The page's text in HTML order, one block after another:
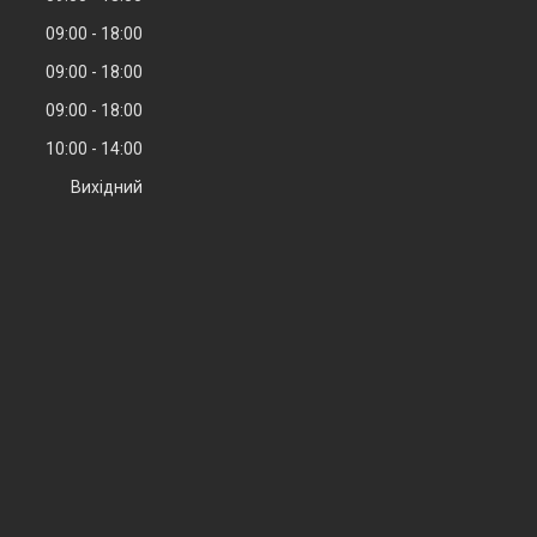
09:00
18:00
09:00
18:00
09:00
18:00
10:00
14:00
Вихідний